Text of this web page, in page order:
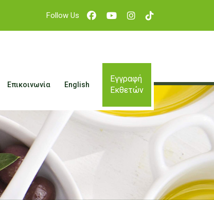
Επικοινωνία English
Εγγραφή
Εκθετών